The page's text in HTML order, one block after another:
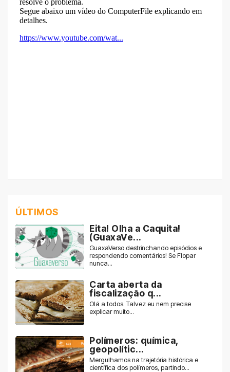
ÚLTIMOS
Eita! Olha a Caquita!
(GuaxaVe...
GuaxaVerso destrinchando episódios e
respondendo comentários! Se Flopar
nunca...
Carta aberta da
fiscalização q...
Olá a todos. Talvez eu nem precise
explicar muito...
Polímeros: química,
geopolític...
Mergulhamos na trajetória histórica e
científica dos polímeros, partindo...